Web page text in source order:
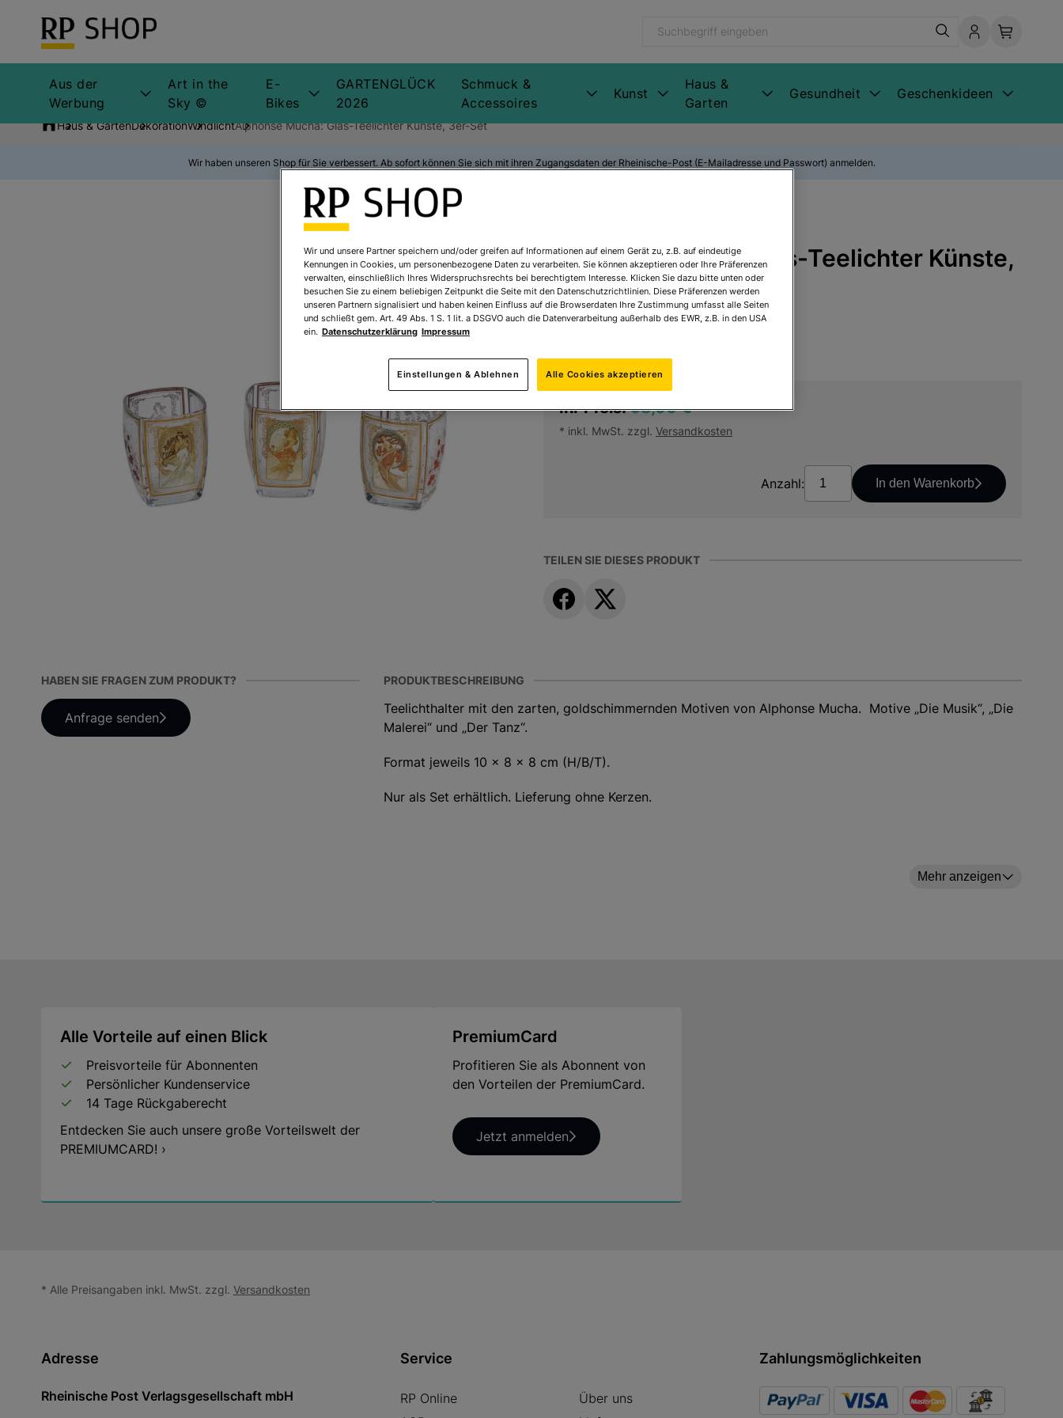
Aus der
Werbung
Art in the
Sky ©
E-
Bikes
GARTENGLÜCK
2026
Schmuck &
Accessoires
Kunst
Haus &
Garten
Gesundheit Geschenkideen
Haus & GartenDekorationWindlichtAlphonse Mucha: Glas-Teelichter Künste, 3er-Set
Wir haben unseren Shop für Sie verbessert. Ab sofort können Sie sich mit ihren Zugangsdaten der Rheinische-Post (E-Mailadresse und Passwort) anmelden.
Alphonse Mucha: Glas-Teelichter Künste,
3er-Set
Art.Nr.:880524
Ihr Preis:98,00 €*
* inkl. MwSt. zzgl. Versandkosten
Anzahl: In den Warenkorb
TEILEN SIE DIESES PRODUKT
HABEN SIE FRAGEN ZUM PRODUKT?
Anfrage senden
PRODUKTBESCHREIBUNG
Teelichthalter mit den zarten, goldschimmernden Motiven von Alphonse Mucha. Motive „Die Musik“, „Die
Malerei“ und „Der Tanz“.
Format jeweils 10 × 8 × 8 cm (H/B/T).
Nur als Set erhältlich. Lieferung ohne Kerzen.
Mehr anzeigen
Alle Vorteile auf einen Blick
Preisvorteile für Abonnenten
Persönlicher Kundenservice
14 Tage Rückgaberecht
Entdecken Sie auch unsere große Vorteilswelt der
PREMIUMCARD! ›
PremiumCard
Profitieren Sie als Abonnent von
den Vorteilen der PremiumCard.
Jetzt anmelden
* Alle Preisangaben inkl. MwSt. zzgl. Versandkosten
Adresse
Rheinische Post Verlagsgesellschaft mbH
Service
RP Online
Über uns
Zahlungsmöglichkeiten
Wir und unsere Partner speichern und/oder greifen auf Informationen auf einem Gerät zu, z.B. auf eindeutige
Kennungen in Cookies, um personenbezogene Daten zu verarbeiten. Sie können akzeptieren oder Ihre Präferenzen
verwalten, einschließlich Ihres Widerspruchsrechts bei berechtigtem Interesse. Klicken Sie dazu bitte unten oder
besuchen Sie zu einem beliebigen Zeitpunkt die Seite mit den Datenschutzrichtlinien. Diese Präferenzen werden
unseren Partnern signalisiert und haben keinen Einfluss auf die Browserdaten Ihre Zustimmung umfasst alle Seiten
und schließt gem. Art. 49 Abs. 1 S. 1 lit. a DSGVO auch die Datenverarbeitung außerhalb des EWR, z.B. in den USA
ein. Datenschutzerklärung Impressum
Einstellungen & Ablehnen Alle Cookies akzeptieren